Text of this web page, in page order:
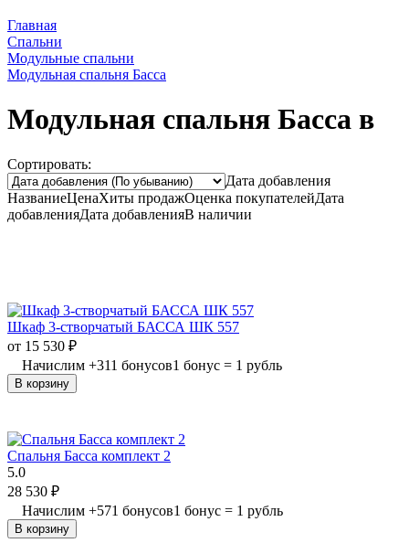
Главная
Cпальни
Модульные спальни
Модульная спальня Басса
Модульная спальня Басса в
Сортировать:
Дата добавления
НазваниеЦенаХиты продажОценка покупателейДата
добавленияДата добавленияВ наличии
Шкаф 3-створчатый БАССА ШК 557
от 15 530 ₽
Начислим +311 бонусов1 бонус = 1 рубль
В корзину
Спальня Басса комплект 2
5.0
28 530 ₽
Начислим +571 бонусов1 бонус = 1 рубль
В корзину